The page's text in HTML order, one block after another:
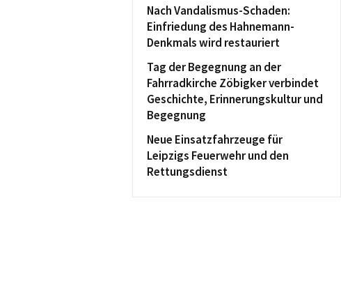
Nach Vandalismus-Schaden:
Einfriedung des Hahnemann-
Denkmals wird restauriert
Tag der Begegnung an der
Fahrradkirche Zöbigker verbindet
Geschichte, Erinnerungskultur und
Begegnung
Neue Einsatzfahrzeuge für
Leipzigs Feuerwehr und den
Rettungsdienst